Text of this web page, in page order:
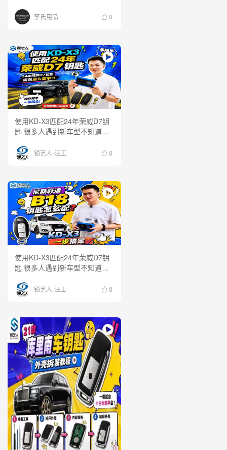
李氏用品 0
使用KD-X3匹配24年荣威D7钥
匙 很多人遇到新车型不知道怎
KD-X3 看看新款荣威D7钥匙匹
配到底有多简单！ 一台设备，
锁艺人-汪工 0
使用KD-X3匹配24年荣威D7钥
匙 很多人遇到新车型不知道怎
KD-X3 看看新款荣威D7钥匙匹
配到底有多简单！ 一台设备，
锁艺人-汪工 0